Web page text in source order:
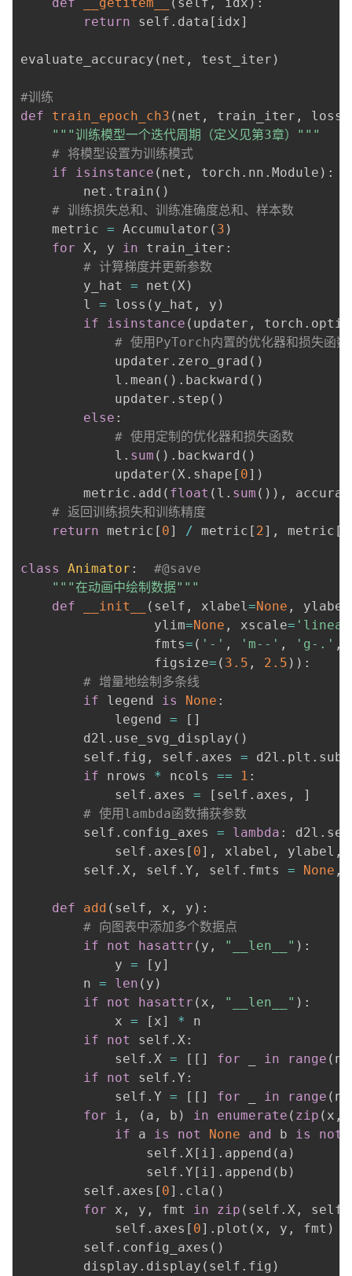
return self . data [ idx]
evaluate_accuracy ( net , test_iter )
#训练
def
train_epoch_ch3 ( net , train_iter , loss
"""训练模型一个迭代周期（定义见第3章）"""
# 将模型设置为训练模式
if
isinstance ( net , torch . nn . Module ) :
        net
. train ( )
# 训练损失总和、训练准确度总和、样本数
    metric
= Accumulator ( 3 )
for X , y in train_iter :
# 计算梯度并更新参数
        y_hat
= net ( X )
        l
= loss ( y_hat , y )
if
isinstance ( updater , torch . optim
# 使用PyTorch内置的优化器和损失函数
            updater
. zero_grad ( )
            l
. mean ( ) . backward ( )
            updater
. step ( )
else :
# 使用定制的优化器和损失函数
            l
. sum ( ) . backward ( )
            updater
( X . shape [ 0] )
        metric
. add ( float ( l . sum ( ) ) ,
# 返回训练损失和训练精度
return metric [ 0] / metric [ 2] , metric [
class Animator :
#@save
"""在动画中绘制数据"""
def
__init__ ( self , xlabel =None , ylabel
                 ylim
=None , xscale=
                 fmts
= ( '-' , 'm--' , 'g-.' ,
                 figsize
= ( 3.5 , 2.5 ) ) :
# 增量地绘制多条线
if legend is None :
            legend
= [ ]
        d2l
. use_svg_display ( )
        self
. fig , self . axes = d2l . plt .
if nrows * ncols == 1 :
            self
. axes = [ self . axes ,
]
# 使用lambda函数捕获参数
        self
. config_axes = lambda : d2l .
            self
. axes [ 0] , xlabel , ylabel ,
        self
. X , self . Y , self . fmts = None ,
def add ( self , x , y ) :
# 向图表中添加多个数据点
if
not hasattr ( y , "__len__" ) :
            y
= [ y]
        n
= len ( y )
if
not hasattr ( x , "__len__" ) :
            x
= [ x] *
n
if
not self . X :
            self
. X = [ [ ] for in range ( n
if
not self . Y :
            self
. Y = [ [ ] for in range ( n
for i , ( a , b ) in enumerate ( zip ( x ,
if a is not None and b is not
                self
. X [ i ] . append ( a )
                self
. Y [ i ] . append ( b )
        self
. axes [ 0] . cla ( )
for x , y , fmt in zip ( self . X , self
            self
. axes [ 0] . plot ( x , y , fmt )
        self
. config_axes ( )
        display
. display ( self . fig )